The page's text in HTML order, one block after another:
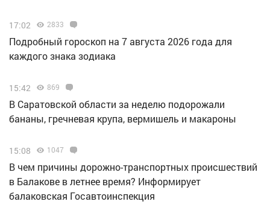
17:02 2833
Подробный гороскоп на 7 августа 2026 года для
каждого знака зодиака
15:42 869
В Саратовской области за неделю подорожали
бананы, гречневая крупа, вермишель и макароны
15:08 1047
В чем причины дорожно-транспортных происшествий
в Балакове в летнее время? Информирует
балаковская Госавтоинспекция